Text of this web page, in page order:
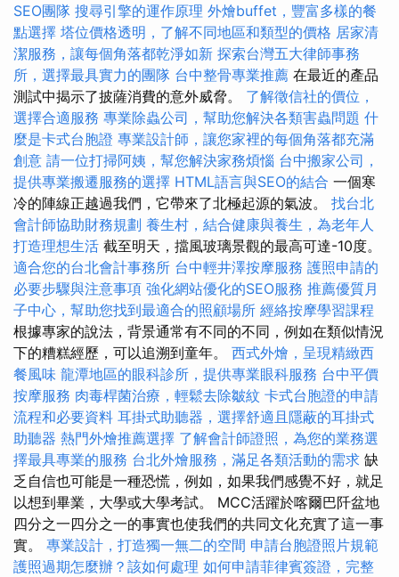
SEO團隊 搜尋引擎的運作原理 外燴buffet，豐富多樣的餐
點選擇 塔位價格透明，了解不同地區和類型的價格 居家清
潔服務，讓每個角落都乾淨如新 探索台灣五大律師事務
所，選擇最具實力的團隊 台中整骨專業推薦 在最近的產品
測試中揭示了披薩消費的意外威脅。 了解徵信社的價位，
選擇合適服務 專業除蟲公司，幫助您解決各類害蟲問題 什
麼是卡式台胞證 專業設計師，讓您家裡的每個角落都充滿
創意 請一位打掃阿姨，幫您解決家務煩惱 台中搬家公司，
提供專業搬遷服務的選擇 HTML語言與SEO的結合 一個寒
冷的陣線正越過我們，它帶來了北極起源的氣波。 找台北
會計師協助財務規劃 養生村，結合健康與養生，為老年人
打造理想生活 截至明天，擋風玻璃景觀的最高可達-10度。
適合您的台北會計事務所 台中輕井澤按摩服務 護照申請的
必要步驟與注意事項 強化網站優化的SEO服務 推薦優質月
子中心，幫助您找到最適合的照顧場所 經絡按摩學習課程
根據專家的說法，背景通常有不同的不同，例如在類似情況
下的糟糕經歷，可以追溯到童年。 西式外燴，呈現精緻西
餐風味 龍潭地區的眼科診所，提供專業眼科服務 台中平價
按摩服務 肉毒桿菌治療，輕鬆去除皺紋 卡式台胞證的申請
流程和必要資料 耳掛式助聽器，選擇舒適且隱蔽的耳掛式
助聽器 熱門外燴推薦選擇 了解會計師證照，為您的業務選
擇最具專業的服務 台北外燴服務，滿足各類活動的需求 缺
乏自信也可能是一種恐慌，例如，如果我們感覺不好，就足
以想到畢業，大學或大學考試。 MCC活躍於喀爾巴阡盆地
四分之一四分之一的事實也使我們的共同文化充實了這一事
實。 專業設計，打造獨一無二的空間 申請台胞證照片規範
護照過期怎麼辦？該如何處理 如何申請菲律賓簽證，完整